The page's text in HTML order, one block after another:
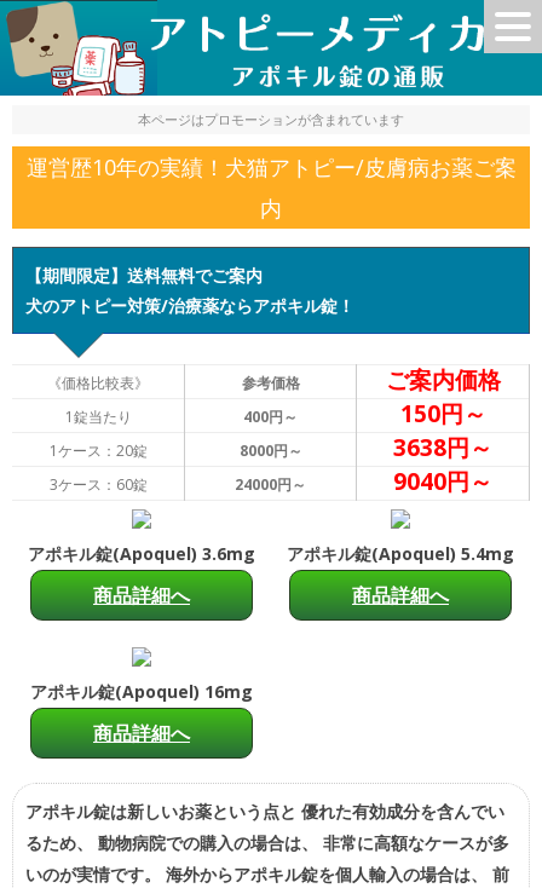
本ページはプロモーションが含まれています
運営歴10年の実績！犬猫アトピー/皮膚病お薬ご案
内
【期間限定】送料無料でご案内
犬のアトピー対策/治療薬ならアポキル錠！
《価格比較表》 参考価格 ご案内価格
1錠当たり 400円～ 150円～
1ケース：20錠 8000円～ 3638円～
3ケース：60錠 24000円～ 9040円～
アポキル錠(Apoquel) 3.6mg
商品詳細へ
アポキル錠(Apoquel) 5.4mg
商品詳細へ
アポキル錠(Apoquel) 16mg
商品詳細へ
アポキル錠は新しいお薬という点と 優れた有効成分を含んでい
るため、 動物病院での購入の場合は、 非常に高額なケースが多
いのが実情です。 海外からアポキル錠を個人輸入の場合は、 前